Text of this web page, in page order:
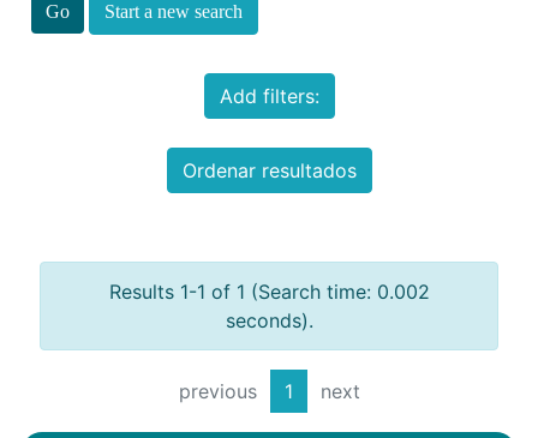
Start a new search
Add filters:
Ordenar resultados
Results 1-1 of 1 (Search time: 0.002
seconds).
previous 1 next